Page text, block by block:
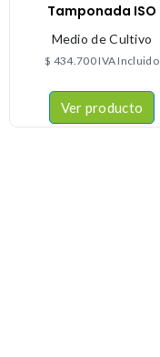
Tamponada ISO
Medio de Cultivo
$ 434.700IVA Incluido
Ver producto